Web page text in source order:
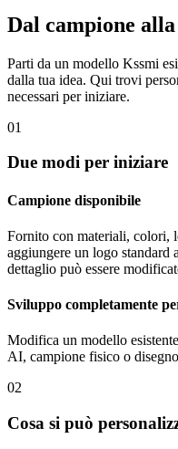
Dal campione
Parti da un modello Kssmi
dalla tua idea. Qui trovi
necessari per iniziare.
01
Due modi per iniziare
Campione disponibile
Fornito con materiali, colori,
aggiungere un logo standard
dettaglio può essere
Sviluppo completamente
Modifica un modello
AI, campione fisico o
02
Cosa si può